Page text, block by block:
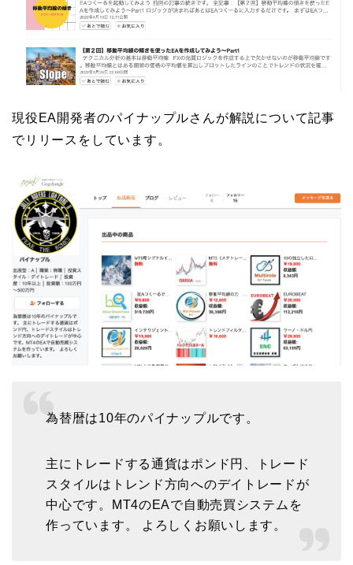
現役EA開発者のパイナップルさんが解説について記事
でリリースをしています。
為替暦は10年のパイナップルです。
主にトレードする通貨はポンド円、トレード
スタイルはトレンド方向へのデイトレードが
中心です。MT4のEAで自動売買システムを
作っています。 よろしくお願いします。